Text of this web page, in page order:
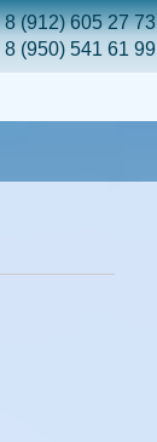
8 (912) 605 27 73
8 (950) 541 61 99